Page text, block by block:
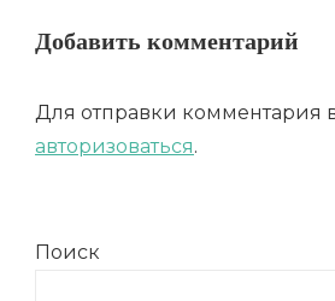
Добавить комментарий
Для отправки комментария
авторизоваться.
Поиск